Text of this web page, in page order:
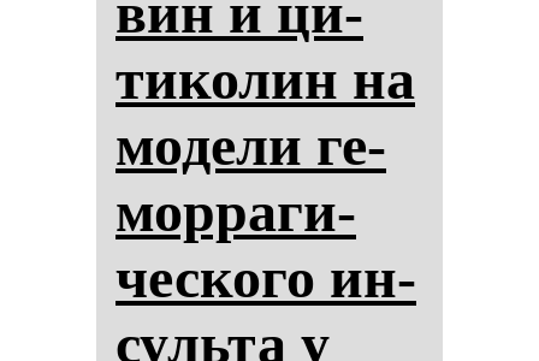
ти­ко­лин на
мо­де­ли ге­
мор­ра­ги­
чес­ко­го ин­
суль­та у